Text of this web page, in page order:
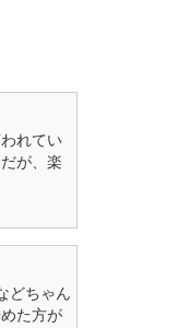
れてい
が、楽
どちゃん
た方が